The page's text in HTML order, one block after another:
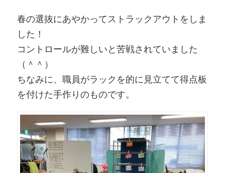
春の選抜にあやかってストラックアウトをしま
した！
コントロールが難しいと苦戦されていました
（＾＾）
ちなみに、職員がラックを的に見立てて得点板
を付けた手作りのものです。